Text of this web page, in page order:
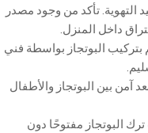
التهوية.تأكد من وجود مصدر
داخل المنزل.
بتركيب البوتجاز بواسطة فني
.
آمن بين البوتجاز والأطفال
ترك البوتجاز مفتوحًا دون